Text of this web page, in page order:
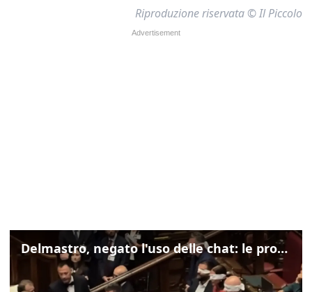
Riproduzione riservata © Il Piccolo
Delmastro, negato l'uso delle chat: le proteste di Avs e M5s